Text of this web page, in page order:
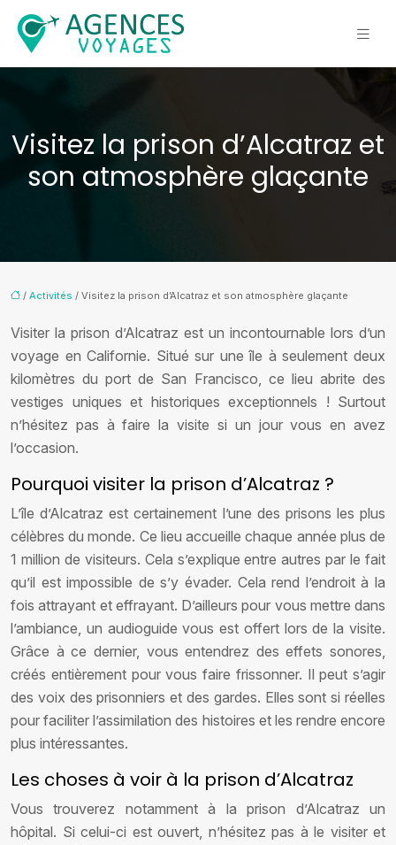
Visitez la prison d’Alcatraz et
son atmosphère glaçante
/ Activités / Visitez la prison d’Alcatraz et son atmosphère glaçante
Visiter la prison d’Alcatraz est un incontournable lors d’un
voyage en Californie. Situé sur une île à seulement deux
kilomètres du port de San Francisco, ce lieu abrite des
vestiges uniques et historiques exceptionnels ! Surtout
n’hésitez pas à faire la visite si un jour vous en avez
l’occasion.
Pourquoi visiter la prison d’Alcatraz ?
L’île d’Alcatraz est certainement l’une des prisons les plus
célèbres du monde. Ce lieu accueille chaque année plus de
1 million de visiteurs. Cela s’explique entre autres par le fait
qu’il est impossible de s’y évader. Cela rend l’endroit à la
fois attrayant et effrayant. D’ailleurs pour vous mettre dans
l’ambiance, un audioguide vous est offert lors de la visite.
Grâce à ce dernier, vous entendrez des effets sonores,
créés entièrement pour vous faire frissonner. Il peut s’agir
des voix des prisonniers et des gardes. Elles sont si réelles
pour faciliter l’assimilation des histoires et les rendre encore
plus intéressantes.
Les choses à voir à la prison d’Alcatraz
Vous trouverez notamment à la prison d’Alcatraz un
hôpital. Si celui-ci est ouvert, n’hésitez pas à le visiter et